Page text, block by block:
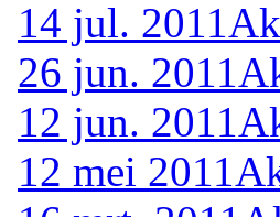
14 jul. 2011
26 jun. 2011
12 jun. 2011
12 mei 2011